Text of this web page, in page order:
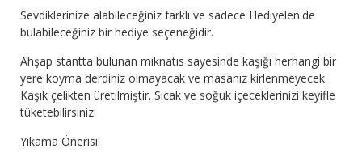
Sevdiklerinize alabileceğiniz farklı ve sadece Hediyelen'de
bulabileceğiniz bir hediye seçeneğidir.
Ahşap stantta bulunan mıknatıs sayesinde kaşığı herhangi bir
yere koyma derdiniz olmayacak ve masanız kirlenmeyecek.
Kaşık çelikten üretilmiştir. Sıcak ve soğuk içeceklerinizi keyifle
tüketebilirsiniz.
Yıkama Önerisi: